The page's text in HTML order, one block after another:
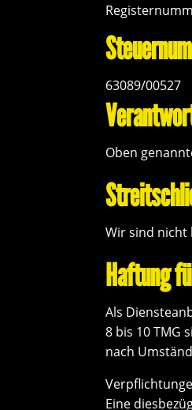
63089/00527
Oben
Wir sind nicht
Haftung
Als
8 bis 10 TMG
nach
Eine